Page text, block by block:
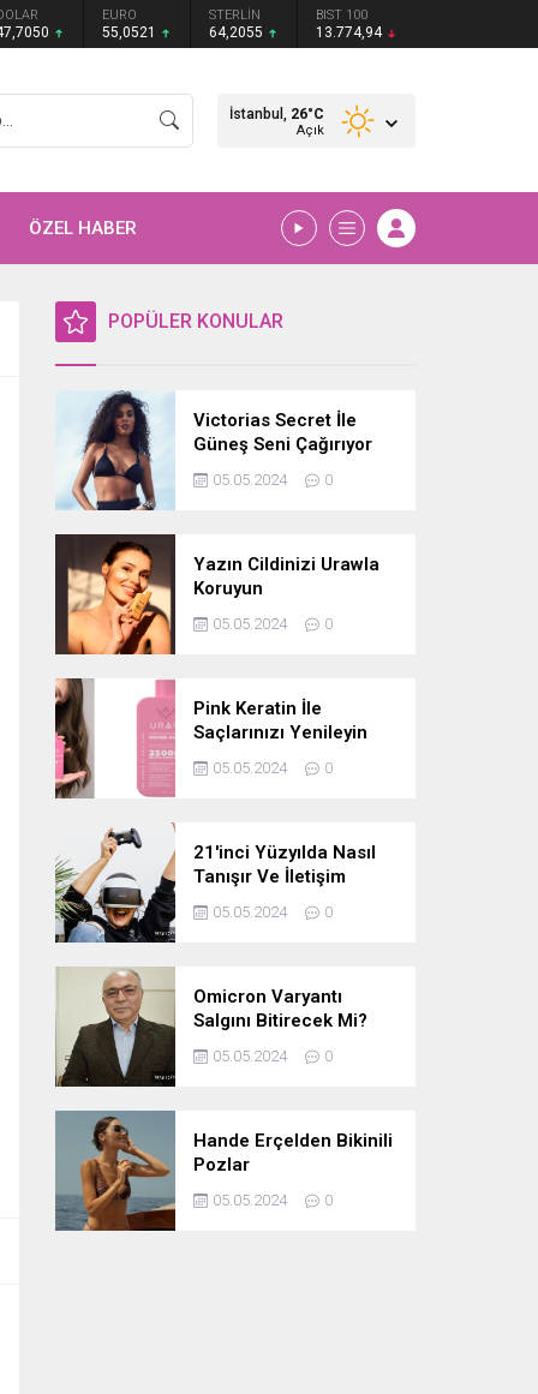
EURO
55,0521
STERLİN
64,2055
BIST 100
13.774,94
İstanbul, 26°C
Açık
ÖZEL HABER
POPÜLER KONULAR
Victorias Secret İle
Güneş Seni Çağırıyor
05.05.2024 0
Yazın Cildinizi Urawla
Koruyun
05.05.2024 0
Pink Keratin İle
Saçlarınızı Yenileyin
05.05.2024 0
21'inci Yüzyılda Nasıl
Tanışır Ve İletişim
Kurarız Ve Metaverse
Bunu Yakın Zamanda
05.05.2024 0
Omicron Varyantı
Salgını Bitirecek Mi?
05.05.2024 0
Hande Erçelden Bikinili
Pozlar
05.05.2024 0